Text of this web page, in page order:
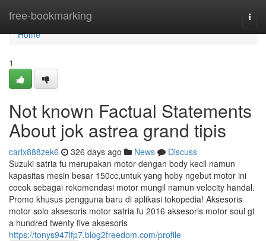
free-bookmarking
Home
Home
1
Not known Factual Statements
About jok astrea grand tipis
carlx888zek6 326 days ago News
Discuss
Suzuki satria fu merupakan motor dengan body kecil namun
kapasitas mesin besar 150cc,untuk yang hoby ngebut motor ini
cocok sebagai rekomendasi motor mungil namun velocity handal.
Promo khusus pengguna baru di aplikasi tokopedia! Aksesoris
motor solo aksesoris motor satria fu 2016 aksesoris motor soul gt
a hundred twenty five aksesoris
https://tonys947lfp7.blog2freedom.com/profile